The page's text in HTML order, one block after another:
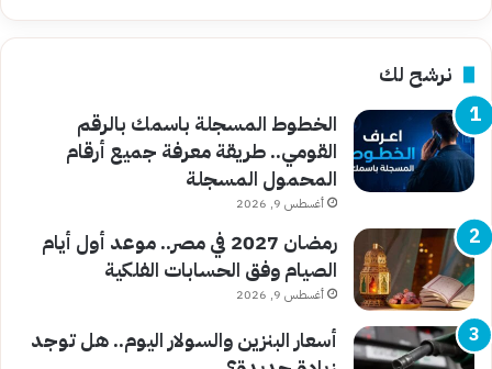
نرشح لك
الخطوط المسجلة باسمك بالرقم
القومي.. طريقة معرفة جميع أرقام
المحمول المسجلة
أغسطس 9, 2026
رمضان 2027 في مصر.. موعد أول أيام
الصيام وفق الحسابات الفلكية
أغسطس 9, 2026
أسعار البنزين والسولار اليوم.. هل توجد